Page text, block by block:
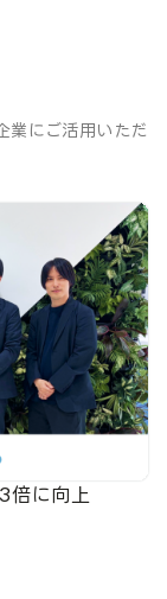
業にご活用いただ
倍に向上